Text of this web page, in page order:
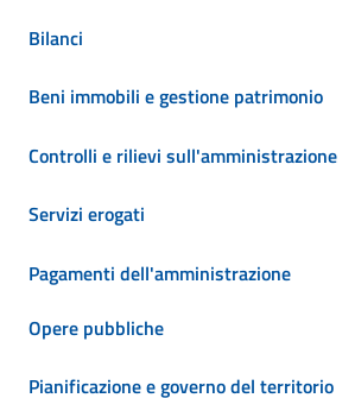
Bilanci
Beni immobili e gestione patrimonio
Controlli e rilievi sull'amministrazione
Servizi erogati
Pagamenti dell'amministrazione
Opere pubbliche
Pianificazione e governo del territorio